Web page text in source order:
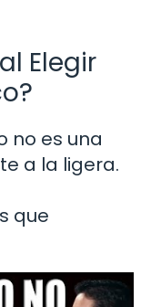
Elegir
no es una
a la ligera.
que